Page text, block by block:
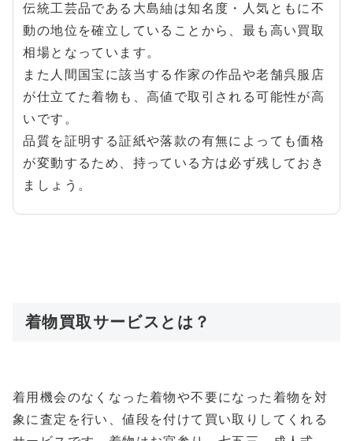
伝統工芸品である大島紬は知名度・人気ともに不
動の地位を確立していることから、最も高い買取
相場となっています。
また人間国宝に該当する作家の作品や老舗呉服店
が仕立てた着物も、高値で取引される可能性が高
いです。
品質を証明する証紙や落款の有無によっても価格
が変動するため、持っている方は必ず残しておき
ましょう。
着物買取サービスとは？
着用機会のなくなった着物や不要になった着物を対
象に査定を行い、値段を付けて買い取りしてくれる